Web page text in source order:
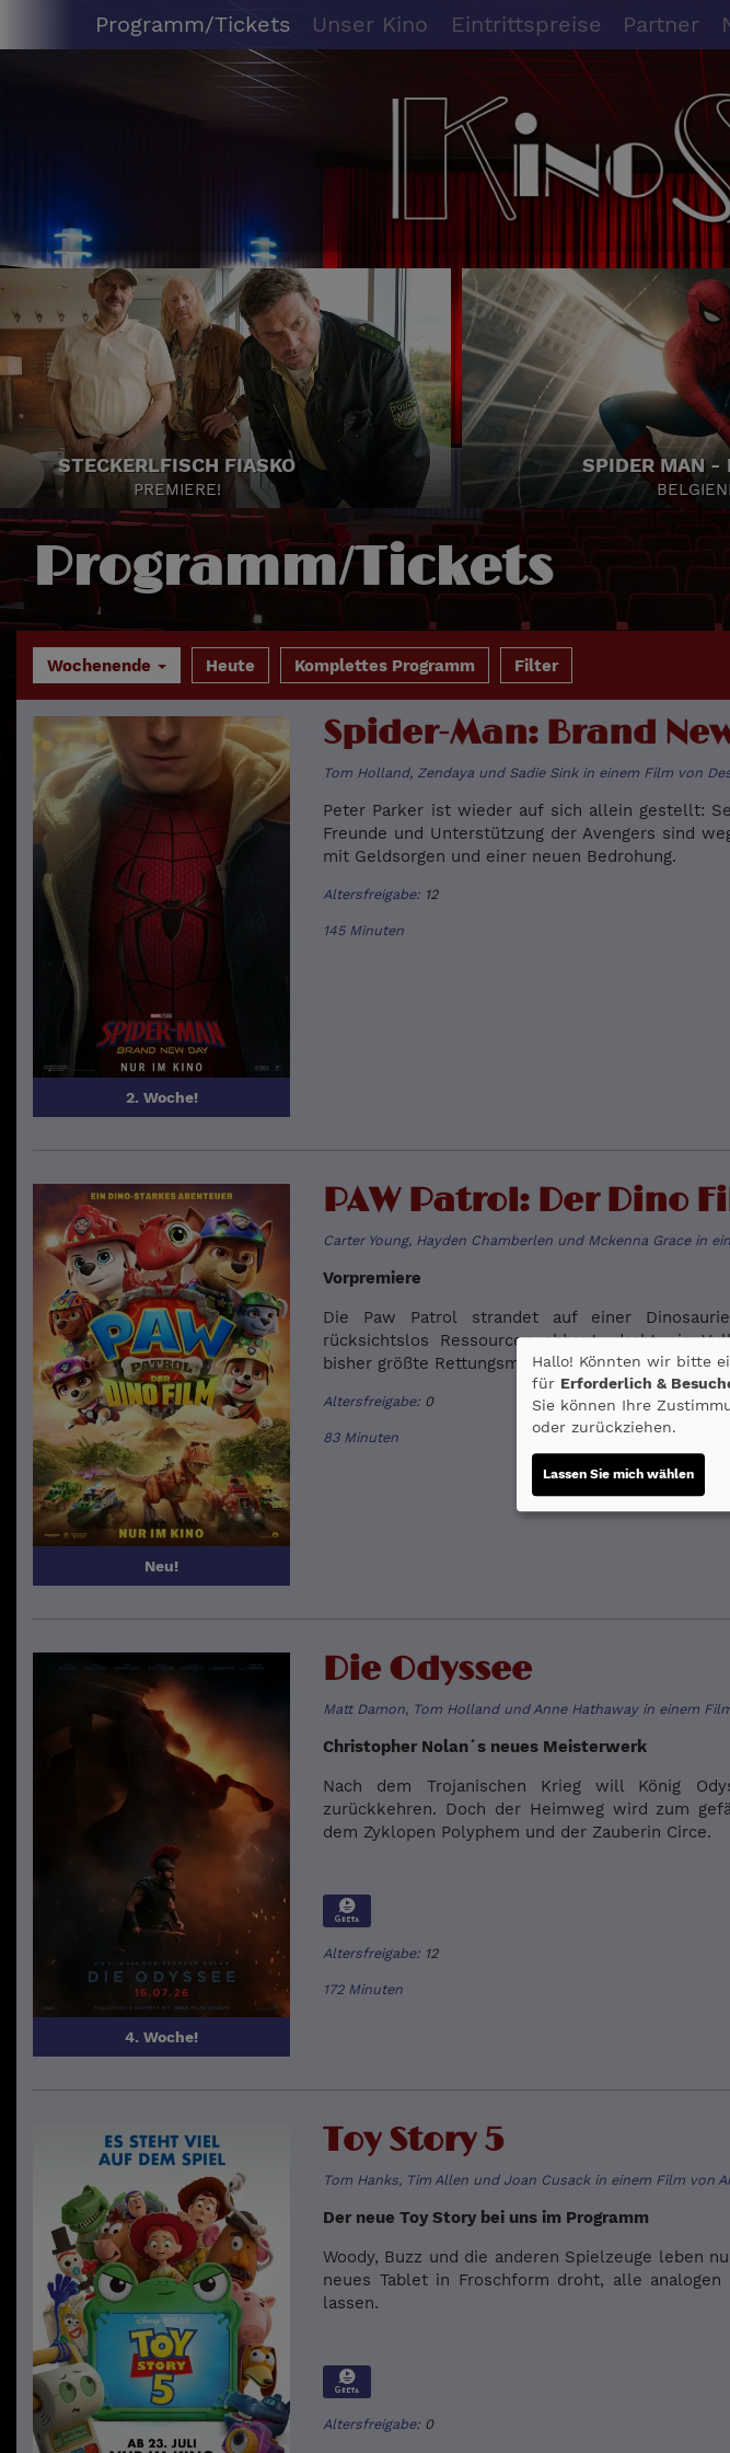
Programm/Tickets Unser Kino Eintrittspreise Partner
STECKERLFISCH FIASKO
PREMIERE!
SPIDER MAN -
Programm/Tickets
Wochenende Heute Komplettes Programm Filter
2. Woche!
Spider-Man: Brand
Tom Holland, Zendaya und Sadie Sink in einem Film von
Peter Parker ist wieder auf sich allein gestellt:
Freunde und Unterstützung der Avengers sind
mit Geldsorgen und einer neuen Bedrohung.
Altersfreigabe: 12
145 Minuten
Neu!
PAW Patrol: Der Dino
Carter Young, Hayden Chamberlen und Mckenna Grace in
Vorpremiere
Die Paw Patrol strandet auf einer
rücksichtslos Ressourcen abbaut, droht ein
bisher größte Rettungsmission meistern.
Altersfreigabe: 0
83 Minuten
4. Woche!
Die Odyssee
Matt Damon, Tom Holland und Anne Hathaway in einem
Christopher Nolan´s neues Meisterwerk
Nach dem Trojanischen Krieg will König
zurückkehren. Doch der Heimweg wird zum
dem Zyklopen Polyphem und der Zauberin Circe.
Altersfreigabe: 12
172 Minuten
Toy Story 5
Tom Hanks, Tim Allen und Joan Cusack in einem Film von
Der neue Toy Story bei uns im Programm
Woody, Buzz und die anderen Spielzeuge leben
neues Tablet in Froschform droht, alle
lassen.
Altersfreigabe: 0
Hallo! Könnten wir bitte
für Erforderlich &
Sie können Ihre
oder zurückziehen.
Lassen Sie mich wählen